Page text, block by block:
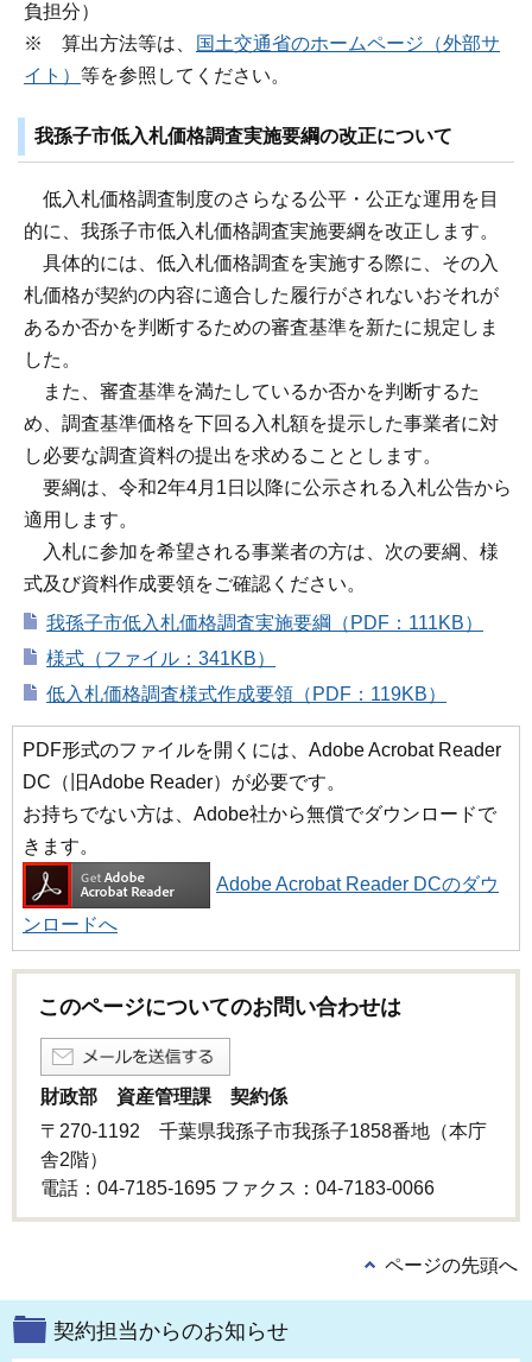
負担分）
※ 算出方法等は、
国土交通省のホームページ（外部サ
イト） 等を参照してください。
我孫子市低入札価格調査実施要綱の改正について
低入札価格調査制度のさらなる公平・公正な運用を目
的に、我孫子市低入札価格調査実施要綱を改正します。
具体的には、低入札価格調査を実施する際に、その入
札価格が契約の内容に適合した履行がされないおそれが
あるか否かを判断するための審査基準を新たに規定しま
した。
また、審査基準を満たしているか否かを判断するた
め、調査基準価格を下回る入札額を提示した事業者に対
し必要な調査資料の提出を求めることとします。
要綱は、令和2年4月1日以降に公示される入札公告から
適用します。
入札に参加を希望される事業者の方は、次の要綱、様
式及び資料作成要領をご確認ください。
我孫子市低入札価格調査実施要綱（PDF：111KB）
様式（ファイル：341KB）
低入札価格調査様式作成要領（PDF：119KB）
PDF形式のファイルを開くには、Adobe Acrobat Reader
DC（旧Adobe Reader）が必要です。
お持ちでない方は、Adobe社から無償でダウンロードで
きます。
Adobe Acrobat Reader DCのダウ
ンロードへ
このページについてのお問い合わせは
財政部 資産管理課 契約係
〒270-1192 千葉県我孫子市我孫子1858番地（本庁
舎2階）
電話：04-7185-1695 ファクス：04-7183-0066
ページの先頭へ
契約担当からのお知らせ